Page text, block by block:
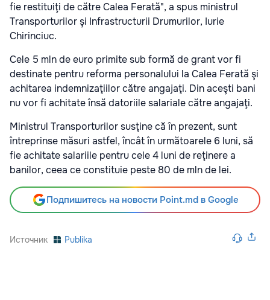
fie restituiţi de către Calea Ferată", a spus ministrul
Transporturilor şi Infrastructurii Drumurilor, Iurie
Chirinciuc.
Cele 5 mln de euro primite sub formă de grant vor fi
destinate pentru reforma personalului la Calea Ferată şi
achitarea indemnizaţiilor către angajaţi. Din aceşti bani
nu vor fi achitate însă datoriile salariale către angajaţi.
Ministrul Transporturilor susţine că în prezent, sunt
întreprinse măsuri astfel, încât în următoarele 6 luni, să
fie achitate salariile pentru cele 4 luni de reţinere a
banilor, ceea ce constituie peste 80 de mln de lei.
Подпишитесь на новости Point.md в Google
Источник Publika